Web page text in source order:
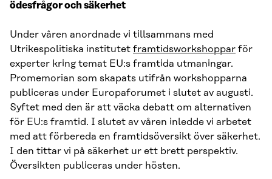
ödesfrågor och säkerhet
Under våren anordnade vi tillsammans med
Utrikespolitiska institutet framtidsworkshoppar för
experter kring temat EU:s framtida utmaningar.
Promemorian som skapats utifrån workshopparna
publiceras under Europaforumet i slutet av augusti.
Syftet med den är att väcka debatt om alternativen
för EU:s framtid. I slutet av våren inledde vi arbetet
med att förbereda en framtidsöversikt över säkerhet.
I den tittar vi på säkerhet ur ett brett perspektiv.
Översikten publiceras under hösten.